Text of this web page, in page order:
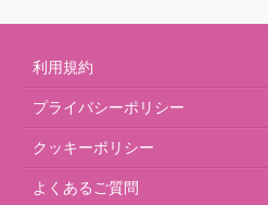
利用規約
プライバシーポリシー
クッキーポリシー
よくあるご質問